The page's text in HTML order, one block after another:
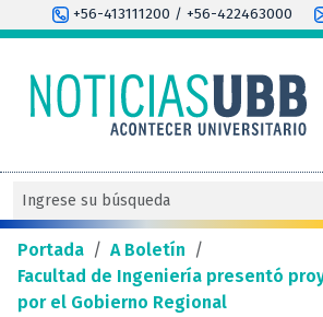
+56-413111200 / +56-422463000
Portada / A Boletín /
Facultad de Ingeniería presentó
por el Gobierno Regional